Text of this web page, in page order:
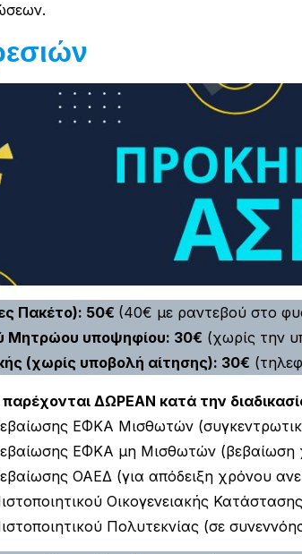
Πακέτο): 50€ (40€ με ραντεβού στο
Μητρώου υποψηφίου: 30€ (χωρίς την
(χωρίς υποβολή αίτησης): 30€
ΔΩΡΕΑΝ κατά την
ΕΦΚΑ Μισθωτών
ΕΦΚΑ μη Μισθωτών (βεβαίωση
ΟΑΕΔ (για απόδειξη χρόνου
Οικογενειακής Κατάστασης
Πολυτεκνίας (σε